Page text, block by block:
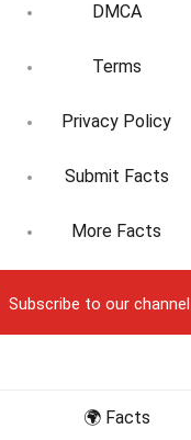
DMCA
Terms
Privacy Policy
Submit Facts
More Facts
Subscribe to our channel
🌍 Facts